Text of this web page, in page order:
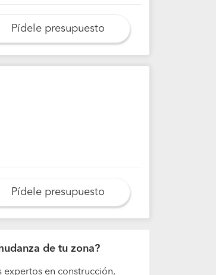
Pídele presupuesto
Pídele presupuesto
de tu zona?
expertos en construcción,